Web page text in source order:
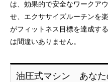
は、効果的で安全なワークア
せ、エクササイズルーチンを
がフィットネス目標を達成す
は間違いありません。
油圧式マシン あなた